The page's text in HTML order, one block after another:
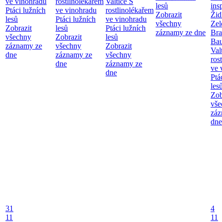
Ptáci lužních
lesů
Zobrazit
všechny
záznamy ze
dne
ve vinohradu
Ptáci lužních
lesů
Zobrazit
všechny
záznamy ze
dne
rostlinolékařem
ve vinohradu
Ptáci lužních
lesů
Zobrazit
všechny
záznamy ze
dne
lesů
Zobrazit
všechny
záznamy ze dne
ve
dne
31
11
4
11